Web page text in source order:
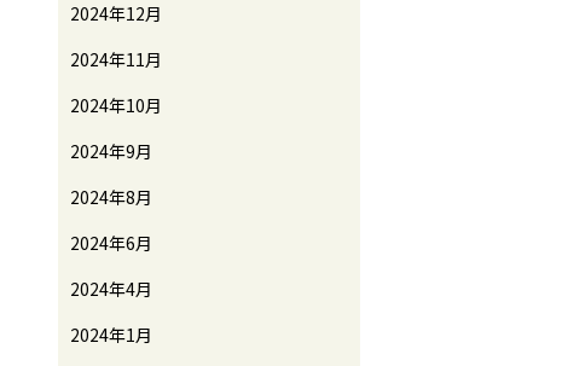
2024年12月
2024年11月
2024年10月
2024年9月
2024年8月
2024年6月
2024年4月
2024年1月